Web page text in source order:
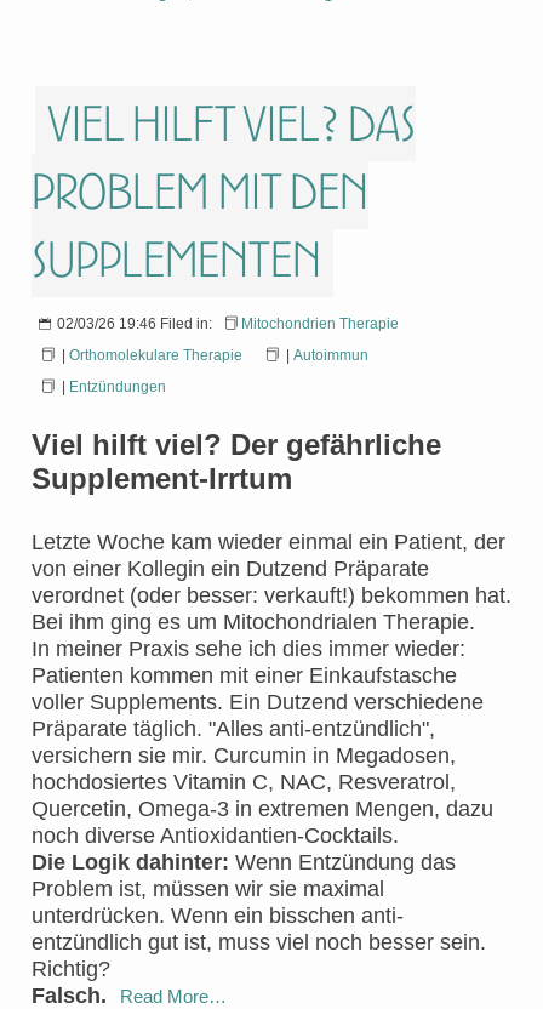
Viel hilft viel? Das
Problem mit den
Supplementen
02/03/26 19:46 Filed in:
Mitochondrien Therapie
| Orthomolekulare Therapie | Autoimmun
| Entzündungen
Viel hilft viel? Der gefährliche
Supplement-Irrtum
Letzte Woche kam wieder einmal ein Patient, der
von einer Kollegin ein Dutzend Präparate
verordnet (oder besser: verkauft!) bekommen hat.
Bei ihm ging es um Mitochondrialen Therapie.
In meiner Praxis sehe ich dies immer wieder:
Patienten kommen mit einer Einkaufstasche
voller Supplements. Ein Dutzend verschiedene
Präparate täglich. "Alles anti-entzündlich",
versichern sie mir. Curcumin in Megadosen,
hochdosiertes Vitamin C, NAC, Resveratrol,
Quercetin, Omega-3 in extremen Mengen, dazu
noch diverse Antioxidantien-Cocktails.
Die Logik dahinter: Wenn Entzündung das
Problem ist, müssen wir sie maximal
unterdrücken. Wenn ein bisschen anti-
entzündlich gut ist, muss viel noch besser sein.
Richtig?
Falsch.
Read More…